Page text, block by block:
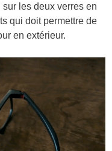
les deux verres en
qui doit permettre de
en extérieur.